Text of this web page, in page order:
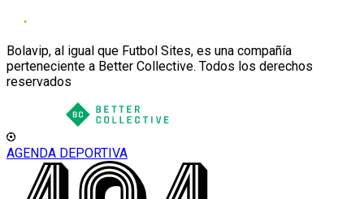
Bolavip, al igual que Futbol Sites, es una compañía
perteneciente a Better Collective. Todos los derechos
reservados
AGENDA DEPORTIVA